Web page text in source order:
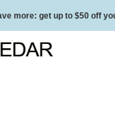
more: get up to $50 off
delivery on all orders